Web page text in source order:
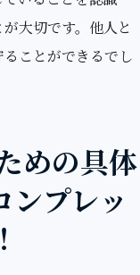
大切です。他人と
ことができるでし
めの具体
ンプレッ